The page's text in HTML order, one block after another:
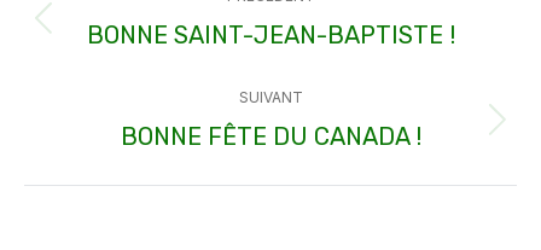
article
Article
:
BONNE SAINT-JEAN-BAPTISTE !
SUIVANT
Article
BONNE FÊTE DU CANADA !